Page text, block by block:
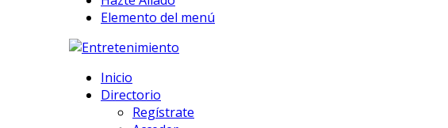
Elemento del menú
Inicio
Directorio
Regístrate